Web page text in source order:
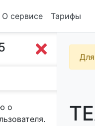
О сервисе Тарифы
о